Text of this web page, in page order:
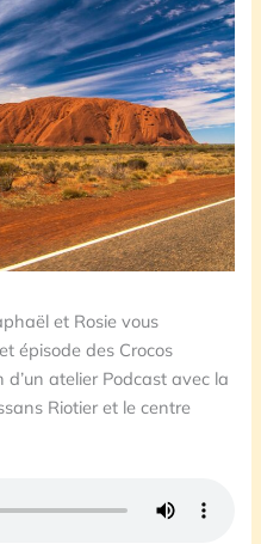
et Rosie vous
épisode des Crocos
d’un atelier Podcast avec la
Riotier et le centre